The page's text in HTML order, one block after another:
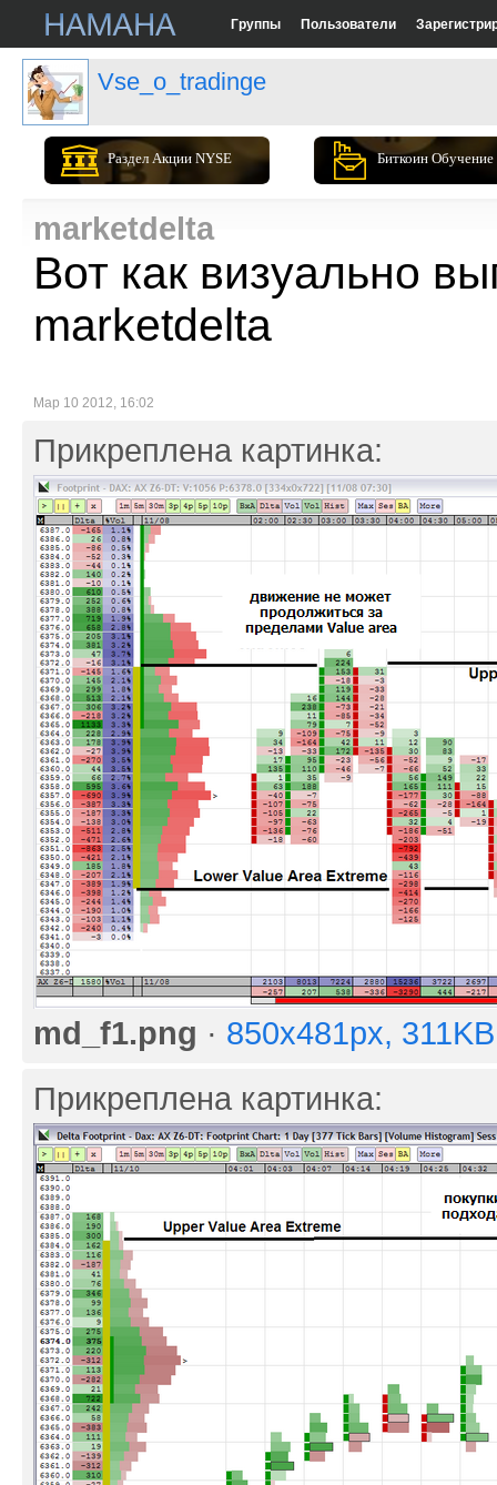
Группы Пользователи
Vse_o_tradinge
Раздел Акции NYSE Биткоин Обучение
marketdelta
Вот как визуально
marketdelta
Мар 10 2012, 16:02
Прикреплена картинка:
md_f1.png · 850x481px, 311KB
Прикреплена картинка: